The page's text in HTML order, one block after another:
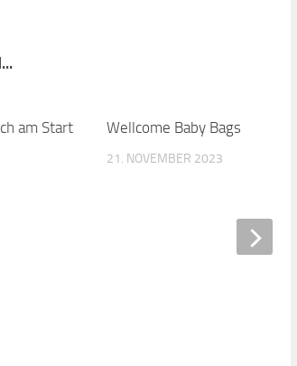
am Start Wellcome Baby Bags
21. NOVEMBER 2023